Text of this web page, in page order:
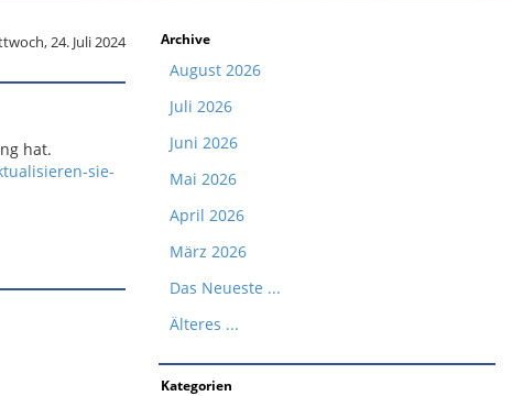
24. Juli 2024
hat.
sie-
Archive
August 2026
Juli 2026
Juni 2026
Mai 2026
April 2026
März 2026
Das Neueste ...
Älteres ...
Kategorien